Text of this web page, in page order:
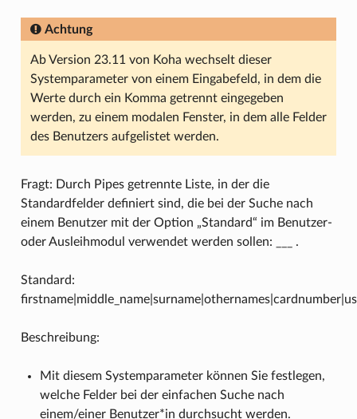
Achtung
Ab Version 23.11 von Koha wechselt dieser
Systemparameter von einem Eingabefeld, in dem die
Werte durch ein Komma getrennt eingegeben
werden, zu einem modalen Fenster, in dem alle Felder
des Benutzers aufgelistet werden.
Fragt: Durch Pipes getrennte Liste, in der die
Standardfelder definiert sind, die bei der Suche nach
einem Benutzer mit der Option „Standard“ im Benutzer-
oder Ausleihmodul verwendet werden sollen: ___ .
Standard:
Beschreibung:
Mit diesem Systemparameter können Sie festlegen,
welche Felder bei der einfachen Suche nach
einem/einer Benutzer*in durchsucht werden.